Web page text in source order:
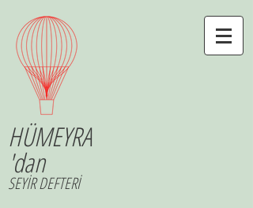
HÜMEYRA
'dan
SEYİR DEFTERİ